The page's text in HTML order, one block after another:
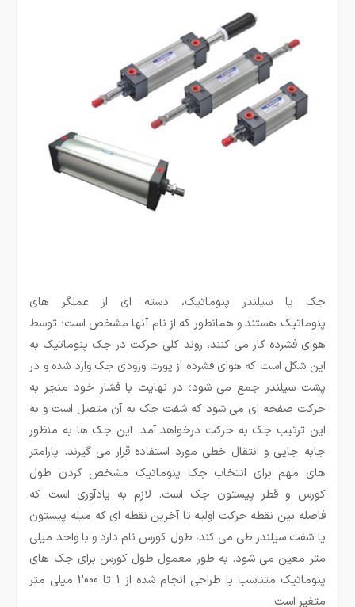
جک یا سیلندر پنوماتیک، دسته ای از عملگر های
پنوماتیک هستند و همانطور که از نام آنها مشخص است؛ توسط
هوای فشرده کار می کنند، روند کلی حرکت در جک پنوماتیک به
این شکل است که هوای فشرده از پورت ورودی جک وارد شده و در
پشت سیلندر جمع می شود؛ در نهایت با فشار خود منجر به
حرکت صفحه ای می شود که شفت جک به آن متصل است و به
این ترتیب جک به حرکت درخواهد آمد. این جک ها به منظور
جابه جایی و انتقال خطی مورد استفاده قرار می گیرند. پارامتر
های مهم برای انتخاب جک پنوماتیک مشخص کردن طول
کورس و قطر پیستون جک است. لازم به یادآوری است که
فاصله بین نقطه حرکت اولیه تا آخرین نقطه ای که میله پیستون
یا شفت سیلندر طی می کند، طول کورس نام دارد و با واحد میلی
متر معین می شود. به طور معمول طول کورس برای جک های
پنوماتیک متناسب با طراحی انجام شده از 1 تا 2000 میلی متر
متغیر است.